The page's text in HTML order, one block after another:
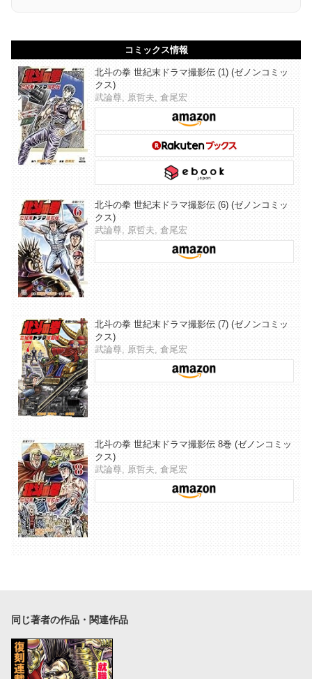
コミックス情報
北斗の拳 世紀末ドラマ撮影伝 (1) (ゼノンコミッ
クス)
武論尊, 原哲夫, 倉尾宏
北斗の拳 世紀末ドラマ撮影伝 (6) (ゼノンコミッ
クス)
武論尊, 原哲夫, 倉尾宏
北斗の拳 世紀末ドラマ撮影伝 (7) (ゼノンコミッ
クス)
武論尊, 原哲夫, 倉尾宏
北斗の拳 世紀末ドラマ撮影伝 8巻 (ゼノンコミッ
クス)
武論尊, 原哲夫, 倉尾宏
同じ著者の作品・関連作品